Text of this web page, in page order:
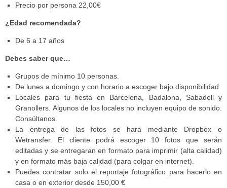
Precio por persona 22,00€
¿Edad recomendada?
De 6 a 17 años
Debes saber que…
Grupos de mínimo 10 personas.
De lunes a domingo y con horario a escoger bajo disponibilidad
Locales para tu fiesta en Barcelona, Badalona, Sabadell y
Granollers. Algunos de los locales no incluyen equipo de sonido.
Consúltanos.
La entrega de las fotos se hará mediante Dropbox o
Wetransfer. El cliente podrá escoger 10 fotos que serán
editadas y se entregaran en formato para imprimir (alta calidad)
y en formato más baja calidad (para colgar en internet).
Puedes contratar solo el reportaje fotográfico para hacerlo en
casa o en exterior desde 150,00 €